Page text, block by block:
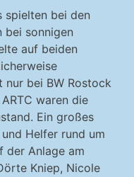
spielten bei den
bei sonnigen
auf beiden
bei BW Rostock
waren die
Ein großes
Helfer rund um
der Anlage am
Kniep, Nicole